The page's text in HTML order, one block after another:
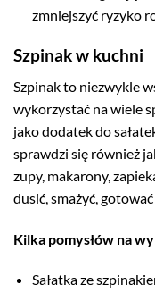
zmniejszyć ryzyko
Szpinak w kuchni
Szpinak to niezwykle
wykorzystać na wiele
jako dodatek do
sprawdzi się również
zupy, makarony,
dusić, smażyć,
Kilka pomysłów na
Sałatka ze